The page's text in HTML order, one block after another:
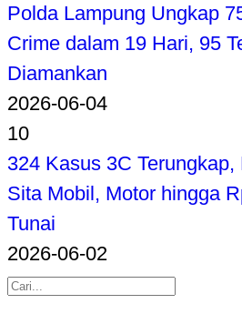
Polda Lampung Ungkap
Crime dalam 19 Hari, 95
Diamankan
2026-06-04
10
324 Kasus 3C
Sita Mobil, Motor hingga
Tunai
2026-06-02